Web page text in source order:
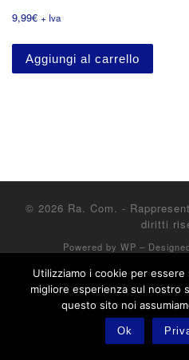
9,99€ + Iva
Aggiungi al carrello
© 2026 Ra. Com. -
diritti
Powered by WP –
Utilizziamo i cookie per
migliore esperienza sul nostro
questo sito noi
Ok